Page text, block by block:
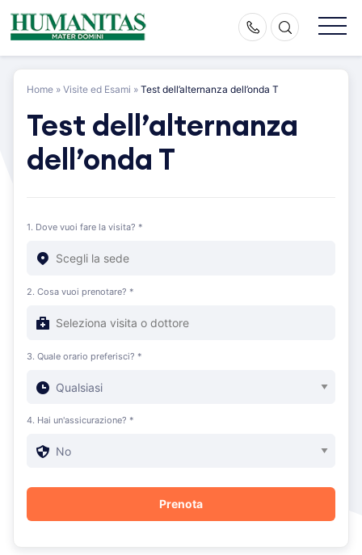
Skip
to
Home » Visite ed Esami » Test dell’alternanza dell’onda T
Test dell’alternanza
dell’onda T
1. Dove vuoi fare la visita? *
2. Cosa vuoi prenotare? *
3. Quale orario preferisci? *
4. Hai un'assicurazione? *